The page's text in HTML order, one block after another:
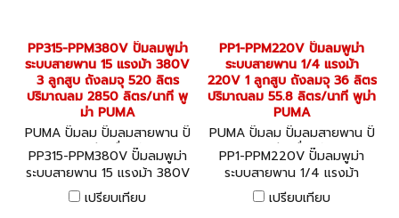
PP315-PPM380V ปั๊มลมพูม่า
ระบบสายพาน 15 แรงม้า 380V
3 ลูกสูบ ถังลมจุ 520 ลิตร
ปริมาณลม 2850 ลิตร/นาที พู
ม่า PUMA
PUMA ปั๊มลม ปั๊มลมสายพาน ปั๊
มลมออยล์ฟรี เครื่องอัดลม PP
315-PPM380V
PP315-PPM380V ปั๊มลมพูม่า
ระบบสายพาน 15 แรงม้า 380V
3 ลูกสูบ ถังลมจุ 520 ลิตร
ปริมาณลม 2850 ลิตร/นาที พู
เปรียบเทียบ
PP1-PPM220V ปั๊มลมพูม่า
ระบบสายพาน 1/4 แรงม้า
220V 1 ลูกสูบ ถังลมจุ 36 ลิตร
ปริมาณลม 55.8 ลิตร/นาที พูม่า
PUMA
PUMA ปั๊มลม ปั๊มลมสายพาน ปั๊
มลมออยล์ฟรี เครื่องอัดลม PP1
-PPM220V
PP1-PPM220V ปั๊มลมพูม่า
ระบบสายพาน 1/4 แรงม้า
220V 1 ลูกสูบ ถังลมจุ 36 ลิตร
ปริมาณลม 55.8 ลิตร/นาที พูม่า
เปรียบเทียบ